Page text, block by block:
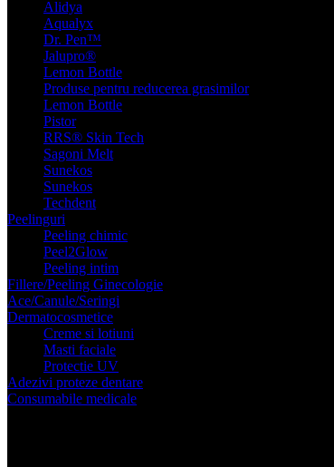
Alidya
Aqualyx
Dr. Pen™
Jalupro®
Lemon Bottle
Produse pentru reducerea grasimilor
Lemon Bottle
Pistor
RRS® Skin Tech
Sagoni Melt
Sunekos
Sunekos
Techdent
Peelinguri
Peeling chimic
Peel2Glow
Peeling intim
Fillere/Peeling Ginecologie
Ace/Canule/Seringi
Dermatocosmetice
Creme si lotiuni
Masti faciale
Protectie UV
Adezivi proteze dentare
Consumabile medicale